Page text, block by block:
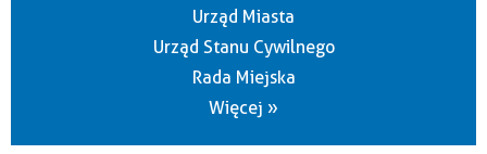
Urząd Miasta
Urząd Stanu Cywilnego
Rada Miejska
Więcej »